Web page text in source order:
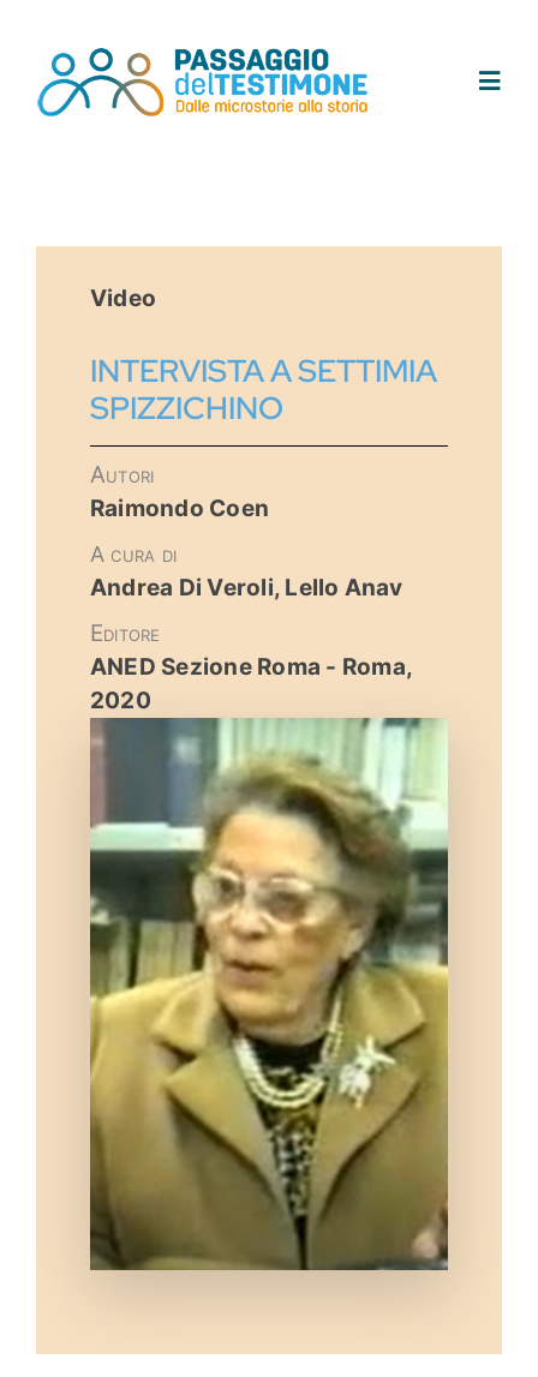
contenuto
Area didattica
Eventi e notizie
Video
INTERVISTA A SETTIMIA
SPIZZICHINO
Autori
Raimondo Coen
A cura di
Andrea Di Veroli, Lello Anav
Editore
ANED Sezione Roma - Roma,
2020